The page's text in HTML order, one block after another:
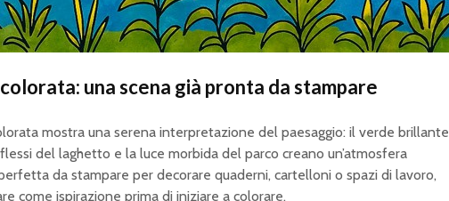
una scena già pronta da stampare
mostra una serena interpretazione del paesaggio: il verde brillante
del laghetto e la luce morbida del parco creano un’atmosfera
da stampare per decorare quaderni, cartelloni o spazi di lavoro,
come ispirazione prima di iniziare a colorare.